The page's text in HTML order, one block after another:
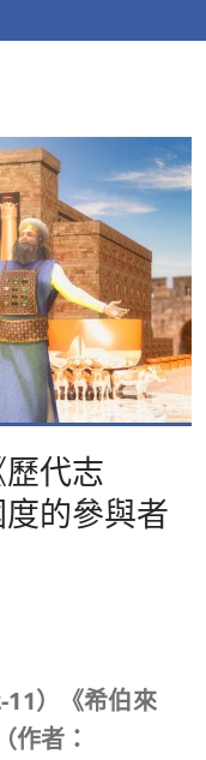
歷代志
的參與者
11）《希伯來
（作者：